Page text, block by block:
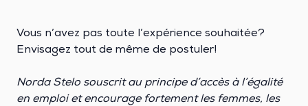
Vous n’avez pas toute l’expérience souhaitée?
Envisagez tout de même de postuler!
Norda Stelo souscrit au principe d’accès à l’égalité
en emploi et encourage fortement les femmes, les